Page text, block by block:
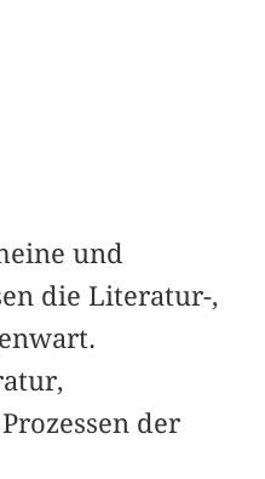
und
die Literatur-,
der